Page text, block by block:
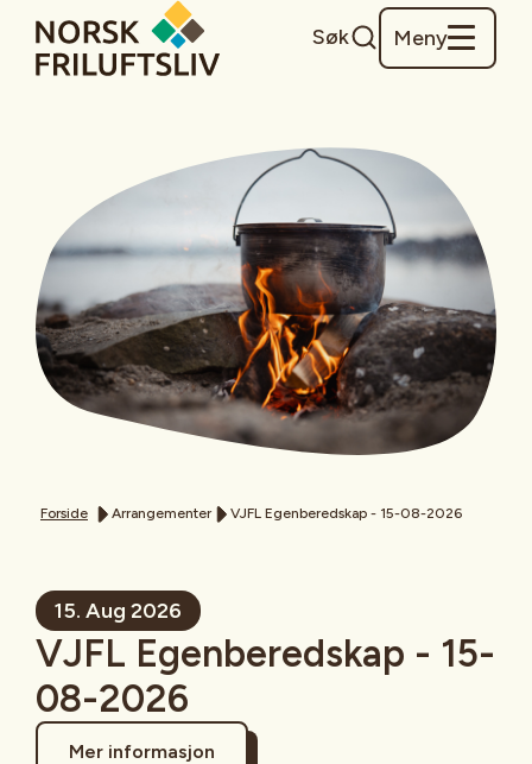
Søk Meny
Forside Arrangementer VJFL Egenberedskap - 15-08-2026
15. Aug 2026
VJFL Egenberedskap - 15-
08-2026
Mer informasjon